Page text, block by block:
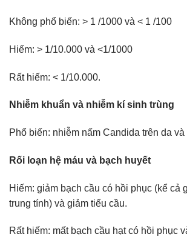
Không phổ biến: > 1 /1000 và < 1 /100
Hiếm: > 1/10.000 và <1/1000
Rất hiếm: < 1/10.000.
Nhiễm khuẩn và nhiễm kí sinh trùng
Phổ biến: nhiễm nấm Candida trên da và
Rối loạn hệ máu và bạch huyết
Hiếm: giảm bạch cầu có hồi phục (kể cả
trung tính) và giảm tiểu cầu.
Rất hiếm: mất bạch cầu hạt có hồi phục